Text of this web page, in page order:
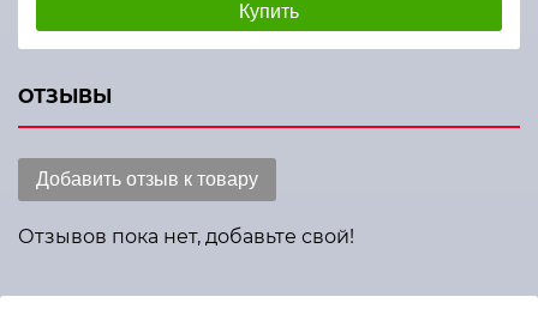
Купить
ОТЗЫВЫ
Добавить отзыв к товару
Отзывов пока нет, добавьте свой!